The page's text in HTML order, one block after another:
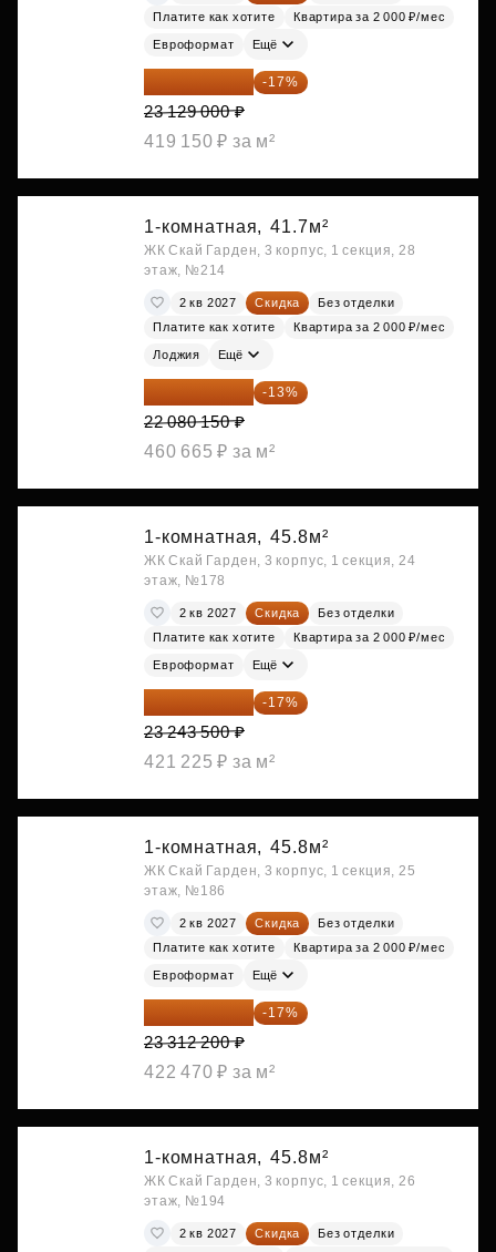
Платите как хотите
Квартира за 2 000 ₽/мес
Евроформат Ещё
19 197 070 ₽ -17%
23 129 000 ₽
419 150 ₽ за м²
1-комнатная, 41.7м²
ЖК Скай Гарден, 3 корпус, 1 секция, 28
этаж, №214
2 кв 2027 Скидка
Без отделки
Платите как хотите
Квартира за 2 000 ₽/мес
Лоджия Ещё
19 209 731 ₽ -13%
22 080 150 ₽
460 665 ₽ за м²
1-комнатная, 45.8м²
ЖК Скай Гарден, 3 корпус, 1 секция, 24
этаж, №178
2 кв 2027 Скидка
Без отделки
Платите как хотите
Квартира за 2 000 ₽/мес
Евроформат Ещё
19 292 105 ₽ -17%
23 243 500 ₽
421 225 ₽ за м²
1-комнатная, 45.8м²
ЖК Скай Гарден, 3 корпус, 1 секция, 25
этаж, №186
2 кв 2027 Скидка
Без отделки
Платите как хотите
Квартира за 2 000 ₽/мес
Евроформат Ещё
19 349 126 ₽ -17%
23 312 200 ₽
422 470 ₽ за м²
1-комнатная, 45.8м²
ЖК Скай Гарден, 3 корпус, 1 секция, 26
этаж, №194
2 кв 2027 Скидка
Без отделки